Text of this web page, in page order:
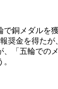
銅メダルを
奨金を得た
「五輪での